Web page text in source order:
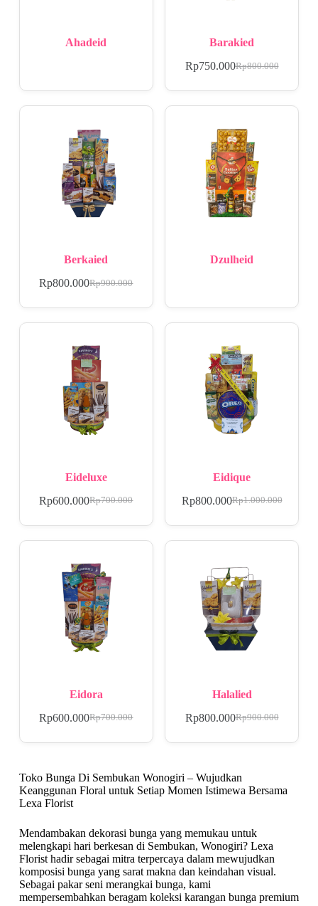
Ahadeid Barakied
Rp800.000
Rp750.000
Berkaied
Rp900.000
Rp800.000
Dzulheid
Eideluxe
Rp700.000
Rp600.000
Eidique
Rp1.000.000
Rp800.000
Eidora
Rp700.000
Rp600.000
Halalied
Rp900.000
Rp800.000
Toko Bunga Di Sembukan Wonogiri – Wujudkan
Keanggunan Floral untuk Setiap Momen Istimewa Bersama
Lexa Florist
Mendambakan dekorasi bunga yang memukau untuk
melengkapi hari berkesan di Sembukan, Wonogiri? Lexa
Florist hadir sebagai mitra terpercaya dalam mewujudkan
komposisi bunga yang sarat makna dan keindahan visual.
Sebagai pakar seni merangkai bunga, kami
mempersembahkan beragam koleksi karangan bunga premium